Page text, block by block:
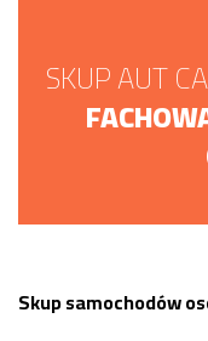
SKUP AUT
Skup samochodów